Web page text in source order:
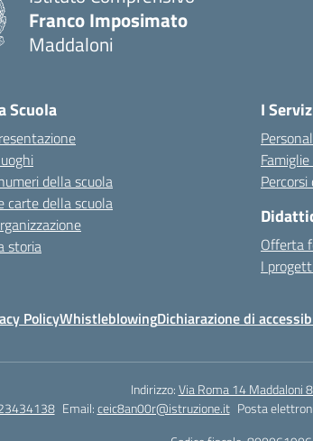
Franco Imposimato
Maddaloni
Scuola
della scuola
carte della scuola
storia
I
Offerta
I
PolicyWhistleblowingDichiarazione di
Indirizzo:Via Roma 14 Maddaloni
Email:ceic8an00r@istruzione.it Posta